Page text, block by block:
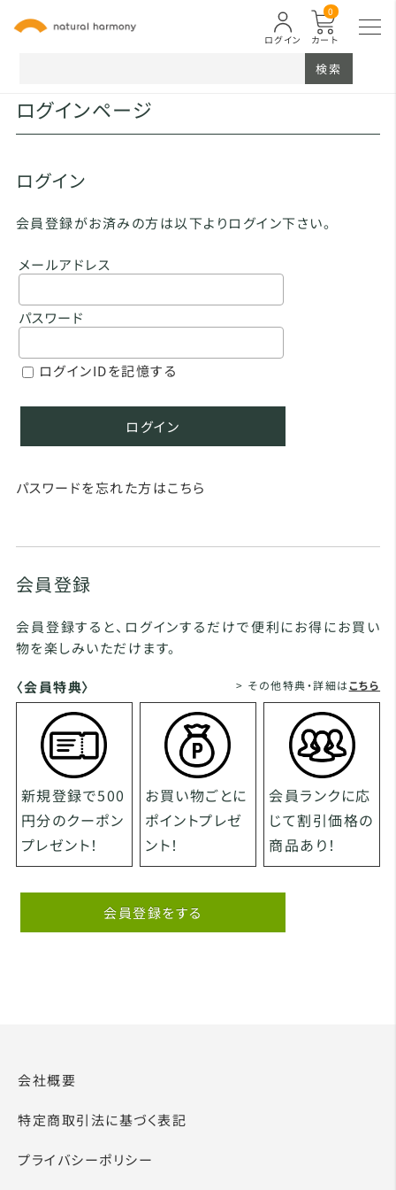
カート
0
ログイン
検索
ログインページ
ログイン
会員登録がお済みの方は以下よりログイン下さい。
メールアドレス
パスワード
ログインIDを記憶する
ログイン
パスワードを忘れた方はこちら
会員登録
会員登録すると、ログインするだけで便利にお得にお買い
物を楽しみいただけます。
〈会員特典〉 > その他特典・詳細はこちら
新規登録で500
円分のクーポン
プレゼント！
お買い物ごとに
ポイントプレゼ
ント！
会員ランクに応
じて割引価格の
商品あり！
会員登録をする
会社概要
特定商取引法に基づく表記
プライバシーポリシー